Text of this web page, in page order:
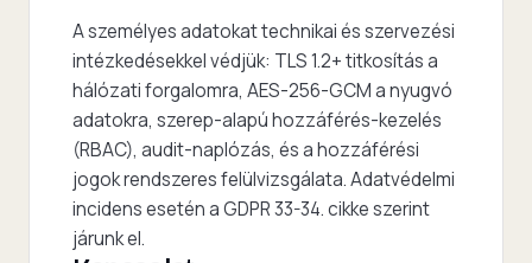
A személyes adatokat technikai és szervezési
intézkedésekkel védjük: TLS 1.2+ titkosítás a
hálózati forgalomra, AES-256-GCM a nyugvó
adatokra, szerep-alapú hozzáférés-kezelés
(RBAC), audit-naplózás, és a hozzáférési
jogok rendszeres felülvizsgálata. Adatvédelmi
incidens esetén a GDPR 33-34. cikke szerint
járunk el.